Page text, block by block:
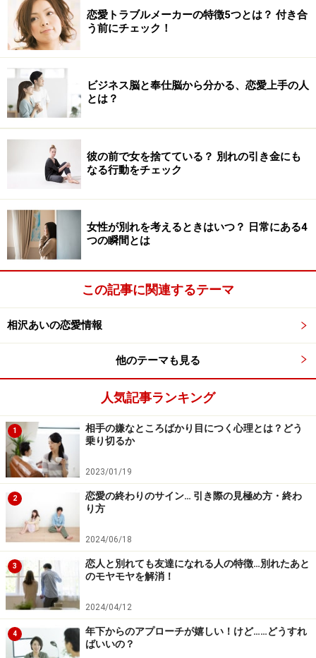
クで自分の愛され度を測ってしまう人が少なからずいま
すが、男性はプレゼントなどを「値段より気持ち」だと
考える人が多いようです。
では気持ちを感じるものはなんでしょうか？
手料理のもてなしや、手書きのメッセージカードなど、
アナログなプレゼントは依然人気を誇ります。特に手紙
は、普段は照れて言えないような彼への思いを赤裸々に
綴ると良いでしょう。
とを応援している気持ち、これから先も好きでいるとい
う誓いなど、読む度に元気が出るようなことを書きま
す。
ちゃんと見ているからこそわかることを彼女に指摘され
るのはうれしいですし、彼女にきちんと愛されているこ
彼氏へのおすすめのプレゼント選び
大切なのは、「あなたのことを考えて選んだ」という気持
ち。自分のセンスを押し付けないよう注意して。
プレゼントを贈るなら、「相手がほしいと言っていたも
の」か、「相手のセンスに合うもの」を選びます。仕事
用のブリーフケースや財布など、毎日使えるものは女性
のアクセサリーに相当するので、プレゼントの定番で
す。
問題はここから。女性はデザインそのものに興味を持つ
恋愛トラブルメーカーの特徴5つとは？ 付き合
う前にチェック！
ビジネス脳と奉仕脳から分かる、恋愛上手の人
とは？
彼の前で女を捨てている？ 別れの引き金にも
なる行動をチェック
女性が別れを考えるときはいつ？ 日常にある4
つの瞬間とは
この記事に関連するテーマ
相沢あいの恋愛情報
他のテーマも見る
人気記事ランキング
1
相手の嫌なところばかり目につく心理とは？どう
乗り切るか
2023/01/19
2
恋愛の終わりのサイン… 引き際の見極め方・終わ
り方
2024/06/18
3
恋人と別れても友達になれる人の特徴…別れたあと
のモヤモヤを解消！
2024/04/12
4
年下からのアプローチが嬉しい！けど……どうすれ
ばいいの？